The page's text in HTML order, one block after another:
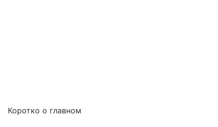
Коротко о главном